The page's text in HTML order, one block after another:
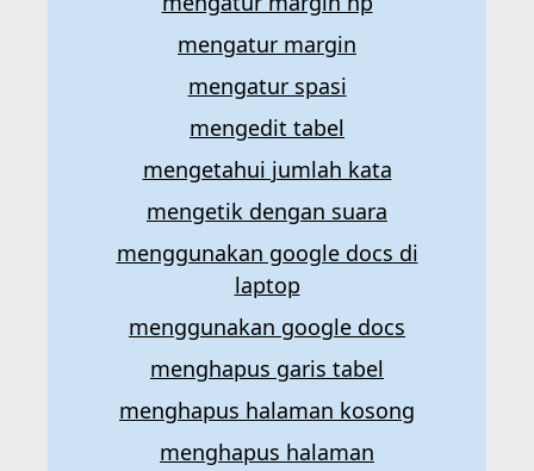
mengatur margin
mengatur spasi
mengedit tabel
mengetahui jumlah kata
mengetik dengan suara
menggunakan google docs di
laptop
menggunakan google docs
menghapus garis tabel
menghapus halaman kosong
menghapus halaman